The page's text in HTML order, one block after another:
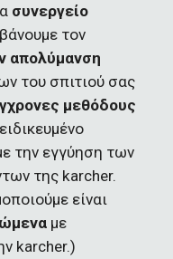
συνεργείο
τον
του σπιτιού σας
μεθόδους
την εγγύηση των
της karcher.
με
karcher.)